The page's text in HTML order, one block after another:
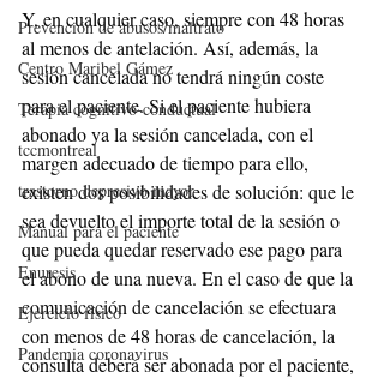
Prevención de abusos/maltrato
Centro Maribel Gámez
Terapia cognitivo-conductual
tccmontreal
trastorno depresivo mayor
Manual para el paciente
Enuresis
Ejercicio físico
Pandemia coronavirus
Y, en cualquier caso, siempre con 48 horas
al menos de antelación. Así, además, la
sesión cancelada no tendrá ningún coste
para el paciente. Si el paciente hubiera
abonado ya la sesión cancelada, con el
margen adecuado de tiempo para ello,
existen dos posibilidades de solución: que le
sea devuelto el importe total de la sesión o
que pueda quedar reservado ese pago para
el abono de una nueva. En el caso de que la
comunicación de cancelación se efectuara
con menos de 48 horas de cancelación, la
consulta deberá ser abonada por el paciente,